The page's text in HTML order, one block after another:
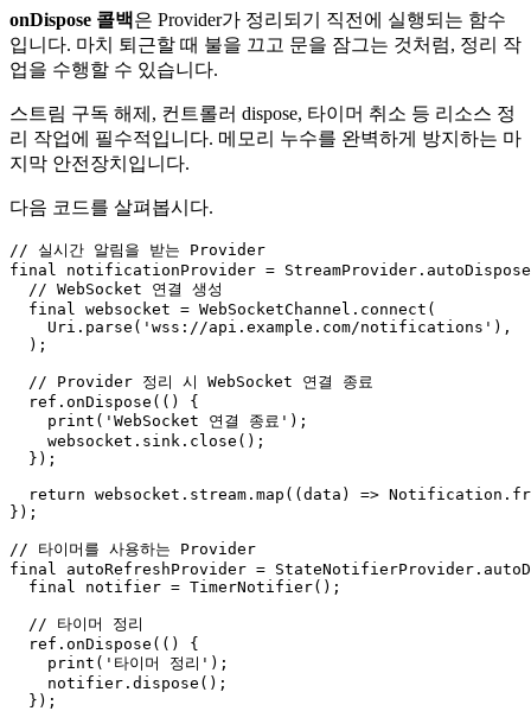
onDispose 콜백은 Provider가 정리되기 직전에 실행되는 함수
입니다. 마치 퇴근할 때 불을 끄고 문을 잠그는 것처럼, 정리 작
업을 수행할 수 있습니다.
스트림 구독 해제, 컨트롤러 dispose, 타이머 취소 등 리소스 정
리 작업에 필수적입니다. 메모리 누수를 완벽하게 방지하는 마
지막 안전장치입니다.
다음 코드를 살펴봅시다.
// 실시간 알림을 받는 Provider
final notificationProvider =
  // WebSocket 연결 생성
  final websocket = WebSocketChannel.connect(
    Uri.parse('wss://api.example.com/notifications'),
  );
  // Provider 정리 시 WebSocket 연결 종료
  ref.onDispose(() {
    print('WebSocket 연결 종료');
    websocket.sink.close();
  });
return websocket.stream.map((data) =>
});
// 타이머를 사용하는 Provider
final autoRefreshProvider =
  final notifier = TimerNotifier();
  // 타이머 정리
  ref.onDispose(() {
    print('타이머 정리');
    notifier.dispose();
  });